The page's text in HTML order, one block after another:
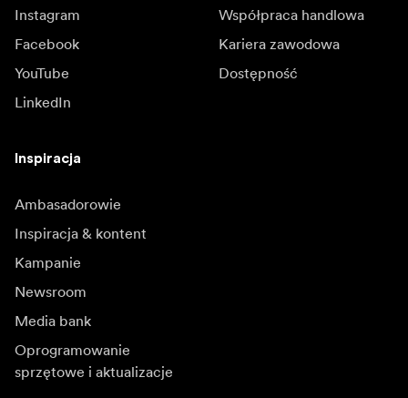
Instagram
Facebook
YouTube
LinkedIn
Współpraca handlowa
Kariera zawodowa
Dostępność
Inspiracja
Ambasadorowie
Inspiracja & kontent
Kampanie
Newsroom
Media bank
Oprogramowanie
sprzętowe i aktualizacje